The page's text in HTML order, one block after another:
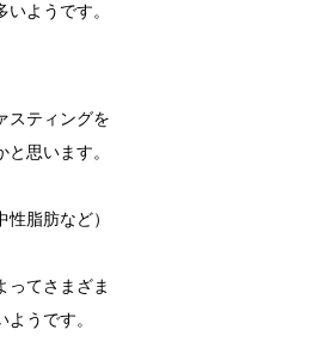
ようです。
スティングを
思います。
脂肪など）
ってさまざま
ようです。